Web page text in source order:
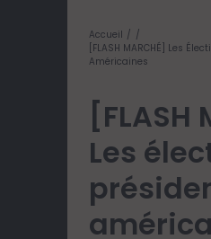
Accueil
[FLASH MARCHÉ] Les
Américaines
[FLASH
Les